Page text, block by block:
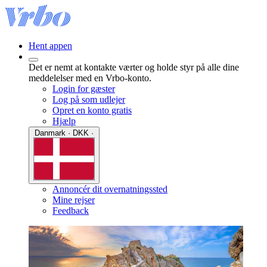
Hent appen
Det er nemt at kontakte værter og holde styr på alle dine
meddelelser med en Vrbo-konto.
Login for gæster
Log på som udlejer
Opret en konto gratis
Hjælp
Annoncér dit overnatningssted
Mine rejser
Feedback